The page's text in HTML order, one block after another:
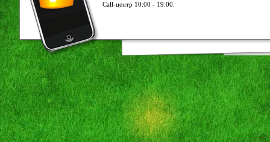
Call-центр 10:00 - 19:00.